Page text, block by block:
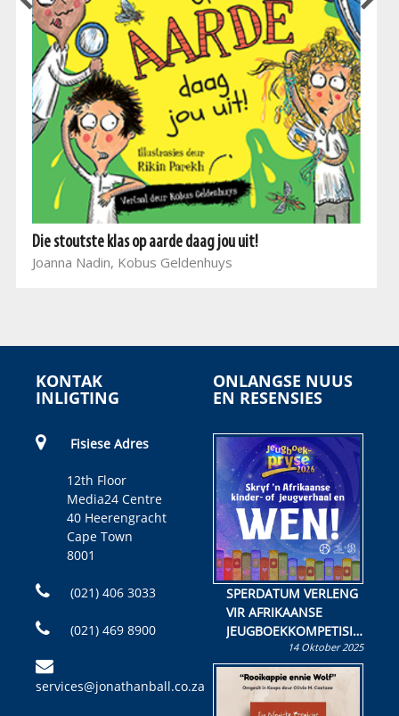
Die stoutste klas op aarde daag jou uit!
Joanna Nadin, Kobus Geldenhuys
KONTAK
INLIGTING
Fisiese Adres
12th Floor
Media24 Centre
40 Heerengracht
Cape Town
8001
(021) 406 3033
(021) 469 8900
services@jonathanball.co.za
ONLANGSE NUUS
EN RESENSIES
SPERDATUM VERLENG
VIR AFRIKAANSE
JEUGBOEKKOMPETISIE
Skryf ’n jeugboek of
kinderboek en staan ’n
kans om R50 000 te
wen!
14 Oktober 2025